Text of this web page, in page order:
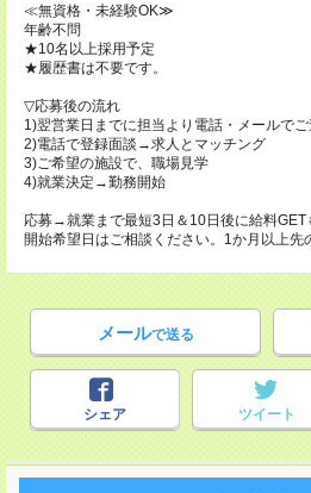
≪無資格・未経験OK≫
年齢不問
★10名以上採用予定
★履歴書は不要です。
▽応募後の流れ
1)翌営業日までに担当より電話・メールで
2)電話で登録面談→求人とマッチング
3)ご希望の施設で、職場見学
4)就業決定→勤務開始
応募→就業まで最短3日＆10日後に給料GET
開始希望日はご相談ください。1か月以上先
メールで送る
シェア ツイート